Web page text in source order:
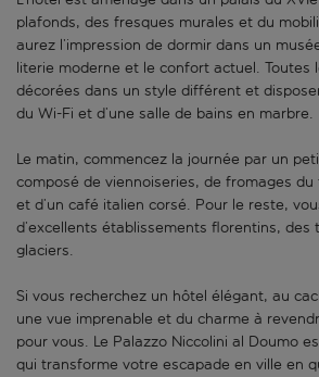
plafonds, des fresques murales et du
aurez l’impression de dormir dans un
literie moderne et le confort actuel. Toutes
décorées dans un style différent et
du Wi-Fi et d’une salle de bains en marbre.
Le matin, commencez la journée par un
composé de viennoiseries, de fromages
et d’un café italien corsé. Pour le reste,
d’excellents établissements florentins,
glaciers.
Si vous recherchez un hôtel élégant, au
une vue imprenable et du charme à
pour vous. Le Palazzo Niccolini al Doumo
qui transforme votre escapade en ville en